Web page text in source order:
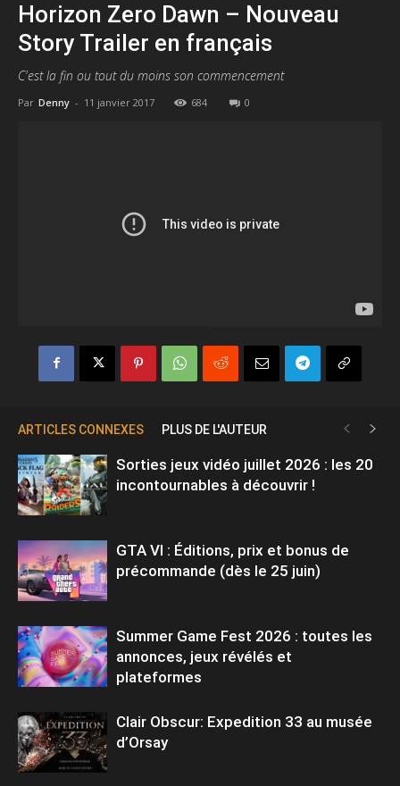
Horizon Zero Dawn – Nouveau
Story Trailer en français
C'est la fin ou tout du moins son commencement
Par Denny - 11 janvier 2017 684 0
ARTICLES CONNEXES PLUS DE L'AUTEUR
Sorties jeux vidéo juillet 2026 : les 20
incontournables à découvrir !
GTA VI : Éditions, prix et bonus de
précommande (dès le 25 juin)
Summer Game Fest 2026 : toutes les
annonces, jeux révélés et
plateformes
Clair Obscur: Expedition 33 au musée
d’Orsay